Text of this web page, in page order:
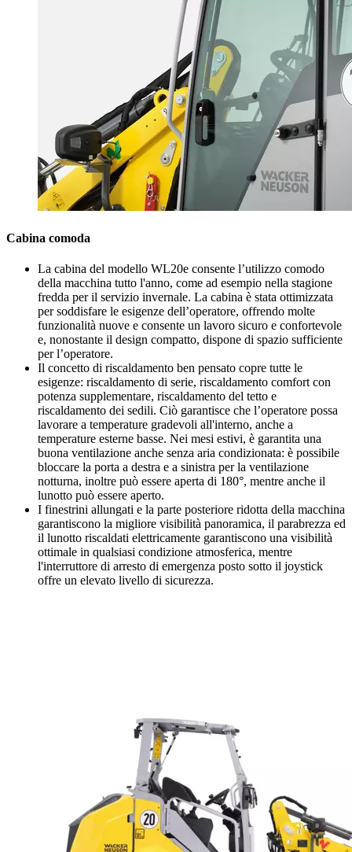
Cabina comoda
La cabina del modello WL20e consente l’utilizzo comodo
della macchina tutto l'anno, come ad esempio nella stagione
fredda per il servizio invernale. La cabina è stata ottimizzata
per soddisfare le esigenze dell’operatore, offrendo molte
funzionalità nuove e consente un lavoro sicuro e confortevole
e, nonostante il design compatto, dispone di spazio sufficiente
per l’operatore.
Il concetto di riscaldamento ben pensato copre tutte le
esigenze: riscaldamento di serie, riscaldamento comfort con
potenza supplementare, riscaldamento del tetto e
riscaldamento dei sedili. Ciò garantisce che l’operatore possa
lavorare a temperature gradevoli all'interno, anche a
temperature esterne basse. Nei mesi estivi, è garantita una
buona ventilazione anche senza aria condizionata: è possibile
bloccare la porta a destra e a sinistra per la ventilazione
notturna, inoltre può essere aperta di 180°, mentre anche il
lunotto può essere aperto.
I finestrini allungati e la parte posteriore ridotta della macchina
garantiscono la migliore visibilità panoramica, il parabrezza ed
il lunotto riscaldati elettricamente garantiscono una visibilità
ottimale in qualsiasi condizione atmosferica, mentre
l'interruttore di arresto di emergenza posto sotto il joystick
offre un elevato livello di sicurezza.